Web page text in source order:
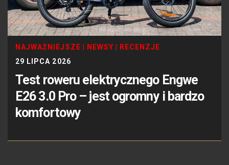
NAJWAŻNIEJSZE NEWSY
RECENZJE
29 LIPCA 2026
Test roweru elektrycznego Engwe
E26 3.0 Pro – jest ogromny i bardzo
komfortowy